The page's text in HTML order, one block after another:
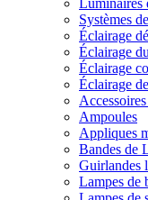
Luminaires
Systèmes
Éclairage
Éclairage
Éclairage
Éclairage
Ampoules
Appliques
Bandes de
Guirlandes
Lampes de